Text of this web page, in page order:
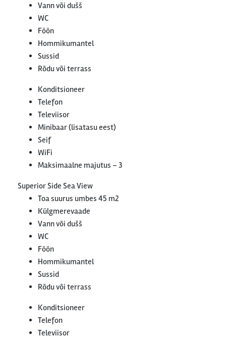
Vann või dušš
WC
Föön
Hommikumantel
Sussid
Rõdu või terrass
Konditsioneer
Telefon
Televiisor
Minibaar (lisatasu eest)
Seif
WiFi
Maksimaalne majutus – 3
Superior Side Sea View
Toa suurus umbes 45 m2
Külgmerevaade
Vann või dušš
WC
Föön
Hommikumantel
Sussid
Rõdu või terrass
Konditsioneer
Telefon
Televiisor